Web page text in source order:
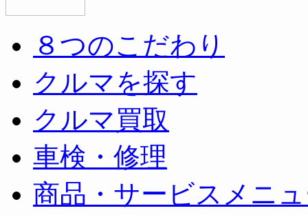
８つのこだわり
クルマを探す
クルマ買取
車検・修理
商品・サービスメニ